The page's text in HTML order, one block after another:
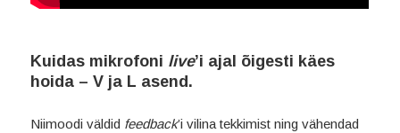
Kuidas mikrofoni live’i ajal õigesti käes
hoida – V ja L asend.
Niimoodi väldid feedback’i vilina tekkimist ning vähendad